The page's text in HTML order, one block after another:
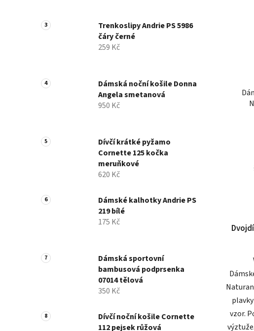
Trenkoslipy Andrie PS 5986
čáry černé
259 Kč
Dámská noční košile Donna
Angela smetanová
950 Kč
Dívčí krátké pyžamo
Cornette 125 kočka
meruňkové
620 Kč
Dámské kalhotky Andrie PS
219 bílé
175 Kč
Dámská sportovní
bambusová podprsenka
07014 tělová
350 Kč
Dívčí noční košile Cornette
112 pejsek růžová
vzor.